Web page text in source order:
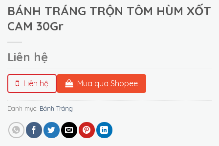
BÁNH TRÁNG TRỘN TÔM HÙM XỐT
CAM 30Gr
Liên hệ
Liên hệ Mua qua Shopee
Danh mục: Bánh Tráng